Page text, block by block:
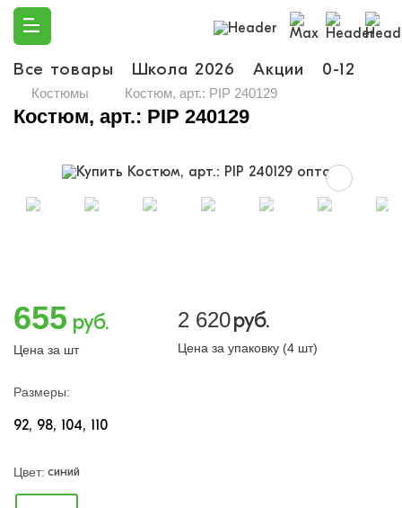
Все товары Школа 2026 Акции 0-12
Костюмы Костюм, арт.: PIP 240129
Костюм, арт.: PIP 240129
655 руб.
Цена за шт
2 620руб.
Цена за упаковку (4 шт)
Размеры:
92 98 104 110
Цвет: синий